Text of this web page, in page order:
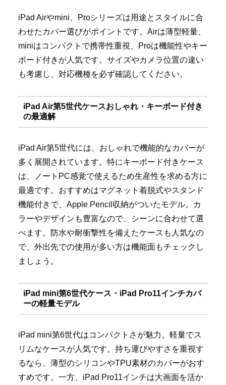
iPad Airやmini、Proシリーズは用途とスタイルに合
わせたカバー選びがポイントです。Airは薄型軽量、
miniはコンパクトで携帯性重視、Proは機能性やキー
ボード付きが人気です。サイズやカメラ位置の違い
も考慮し、対応機種を必ず確認してください。
iPad Air第5世代ケースおしゃれ・キーボード付き
の最適解
iPad Air第5世代には、おしゃれで機能的なカバーが
多く展開されています。特にキーボード付きケース
は、ノートPC感覚で使えるため生産性を求める方に
最適です。おすすめはマグネット着脱式やスタンド
機能付きで、Apple Pencil収納がついたモデル。カ
ラーやデザインも豊富なので、シーンに合わせて選
べます。防水や耐衝撃性を備えたケースも人気なの
で、外出先での使用が多い方は機能面もチェックし
ましょう。
iPad mini第6世代ケース・iPad Pro11インチカバ
ーの軽量モデル
iPad mini第6世代はコンパクトさが魅力。軽量でス
リムなケースが人気です。持ち運びやすさを重視す
るなら、薄型のシリコンやTPU素材のカバーがおす
すめです。一方、iPad Pro11インチは大画面を活か